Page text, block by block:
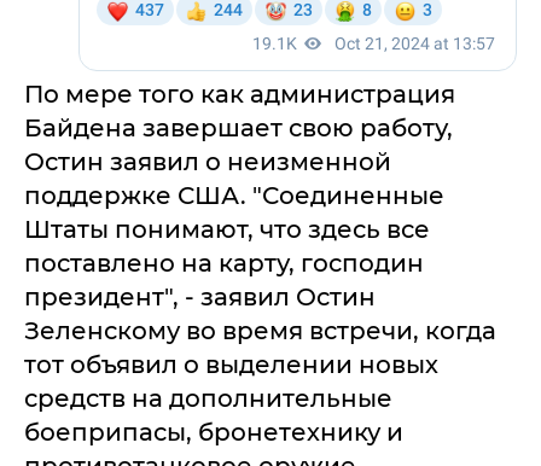
По мере того как администрация
Байдена завершает свою работу,
Остин заявил о неизменной
поддержке США. "Соединенные
Штаты понимают, что здесь все
поставлено на карту, господин
президент", - заявил Остин
Зеленскому во время встречи, когда
тот объявил о выделении новых
средств на дополнительные
боеприпасы, бронетехнику и